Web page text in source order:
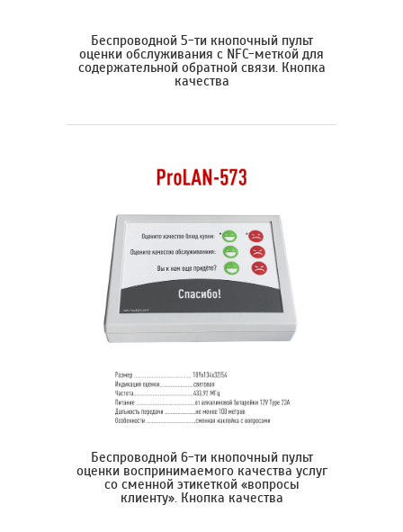
Беспроводной 5-ти кнопочный пульт
оценки обслуживания с NFC-меткой для
содержательной обратной связи. Кнопка
качества
Беспроводной 6-ти кнопочный пульт
оценки воспринимаемого качества услуг
со сменной этикеткой «вопросы
клиенту». Кнопка качества